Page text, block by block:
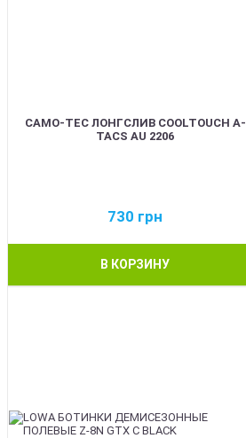
CAMO-TEC ЛОНГСЛИВ COOLTOUCH A-
TACS AU 2206
730 грн
В КОРЗИНУ